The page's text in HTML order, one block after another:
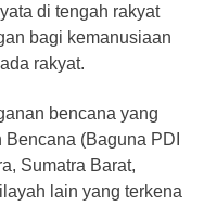
di tengah rakyat
bagi kemanusiaan
rakyat.
bencana yang
(Baguna PDI
Sumatra Barat,
lain yang terkena